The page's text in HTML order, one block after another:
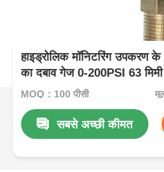
हाइड्रोलिक मॉनिटरिंग उपकरण
का दबाव गेज 0-200PSI 63
MOQ：100 पीसी
सबसे अच्छी कीमत